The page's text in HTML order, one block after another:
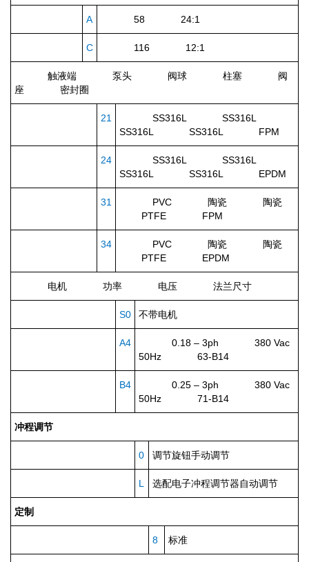
A 58 24:1
C 116 12:1
触液端 泵头 阀球 柱塞
阀
座
密封圈
21
SS316L SS316L
SS316L SS316L FPM
24
SS316L SS316L
SS316L SS316L EPDM
31
PVC 陶瓷 陶瓷
PTFE FPM
34
PVC 陶瓷 陶瓷
PTFE EPDM
电机 功率 电压 法兰尺寸
S0 不带电机
A4
0.18 – 3ph 380 Vac
50Hz 63-B14
B4
0.25 – 3ph 380 Vac
50Hz 71-B14
冲程调节
0 调节旋钮手动调节
L 选配电子冲程调节器自动调节
定制
8 标准